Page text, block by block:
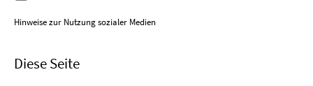
Hinweise zur Nutzung sozialer Medien
Diese Seite